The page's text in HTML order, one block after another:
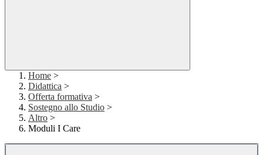
Home >
Didattica >
Offerta formativa >
Sostegno allo Studio >
Altro >
Moduli I Care